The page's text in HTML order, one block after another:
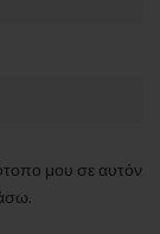
μου σε αυτόν